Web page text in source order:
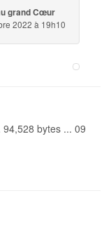
grand Cœur
2022 à 19h10
94,528 bytes ... 09